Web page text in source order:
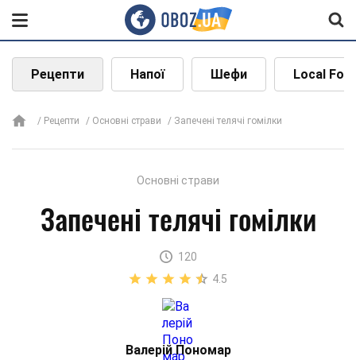
Рецепти Напої Шефи Local
Рецепти Основні страви Запечені телячі гомілки
Основні страви
Запечені телячі гомілки
120
4.5
Валерій Пономар